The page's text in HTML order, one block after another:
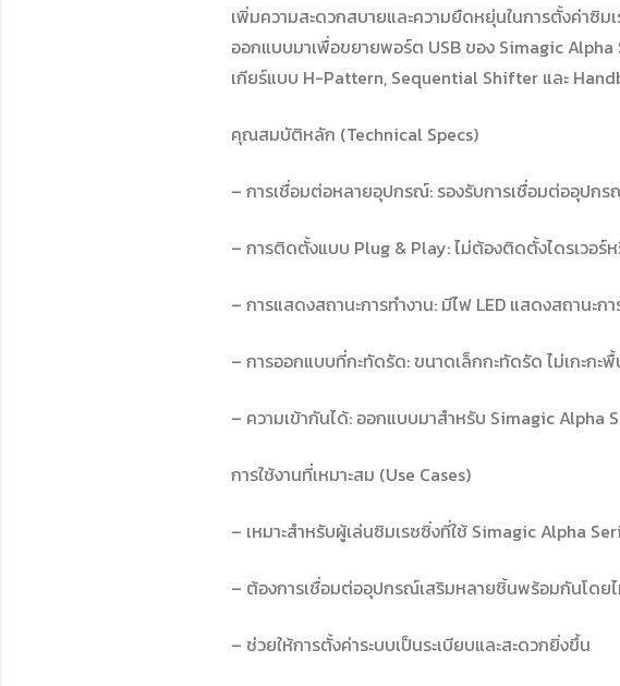
เพิ่มความสะดวกสบายและความยืดหยุ่นในการตั้งค่าซิ
ออกแบบมาเพื่อขยายพอร์ต USB ของ Simagic
เกียร์แบบ H-Pattern, Sequential Shifter และ
คุณสมบัติหลัก (Technical Specs)
– การเชื่อมต่อหลายอุปกรณ์: รองรับการเชื่อมต่ออุปก
– การติดตั้งแบบ Plug & Play: ไม่ต้องติดตั้งไดรเวอร์
– การแสดงสถานะการทำงาน: มีไฟ LED แสดงสถานะ
– การออกแบบที่กะทัดรัด: ขนาดเล็กกะทัดรัด ไม่เกะกะ
– ความเข้ากันได้: ออกแบบมาสำหรับ Simagic Alpha
การใช้งานที่เหมาะสม (Use Cases)
– เหมาะสำหรับผู้เล่นซิมเรซซิ่งที่ใช้ Simagic Alpha
– ต้องการเชื่อมต่ออุปกรณ์เสริมหลายชิ้นพร้อมกันโดย
– ช่วยให้การตั้งค่าระบบเป็นระเบียบและสะดวกยิ่งขึ้น